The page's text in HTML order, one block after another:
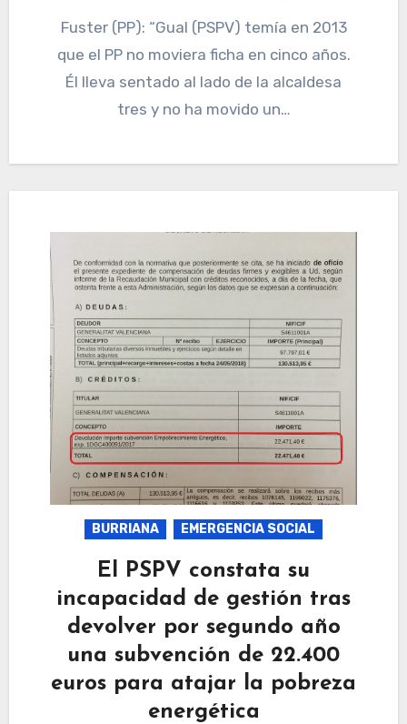
Fuster (PP): “Gual (PSPV) temía en 2013
que el PP no moviera ficha en cinco años.
Él lleva sentado al lado de la alcaldesa
tres y no ha movido un…
BURRIANA EMERGENCIA SOCIAL
El PSPV constata su
incapacidad de gestión tras
devolver por segundo año
una subvención de 22.400
euros para atajar la pobreza
energética